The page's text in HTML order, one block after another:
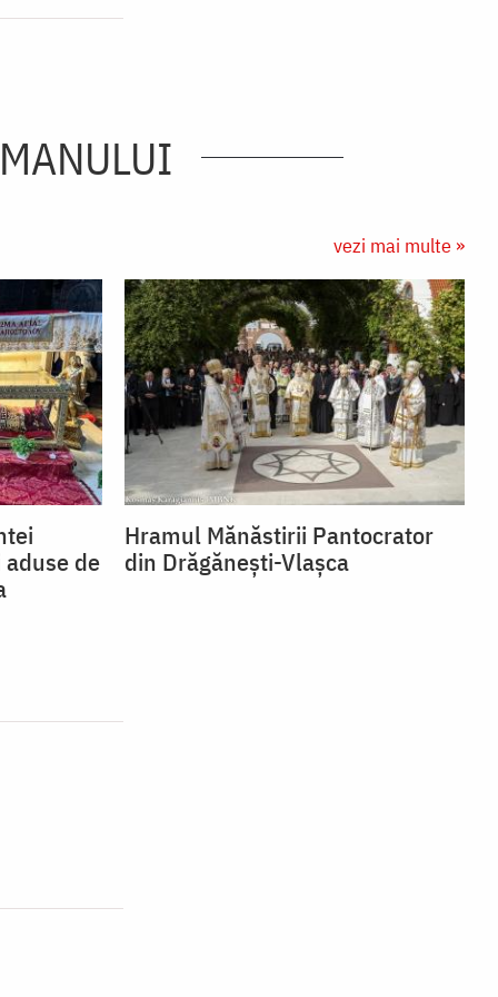
vezi mai multe »
de
Hramul Mănăstirii Pantocrator
din Drăgăneşti-Vlaşca